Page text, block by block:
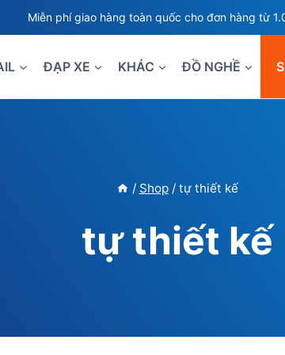
Miễn phí giao hàng toàn quốc cho đơn hàng từ
ĐẠP XE KHÁC ĐỒ NGHỀ
/ Shop / tự thiết kế
tự thiết kế